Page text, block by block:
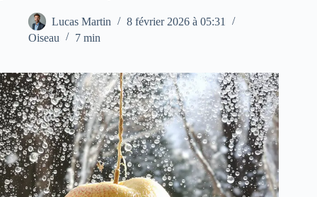
Lucas Martin
8 février 2026 à 05:31
Oiseau
7 min